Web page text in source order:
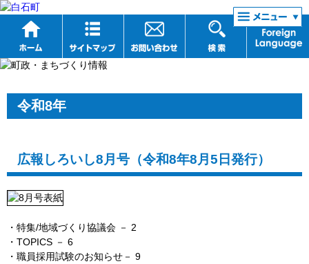
リンク集
令和8年
広報しろいし8月号（令和8年8月5日発行）
・特集/地域づくり協議会 － 2
・TOPICS － 6
・職員採用試験のお知らせ － 9